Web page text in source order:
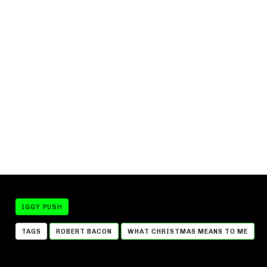
IGGY PUSH
TAGS ROBERT BACON WHAT CHRISTMAS MEANS TO ME